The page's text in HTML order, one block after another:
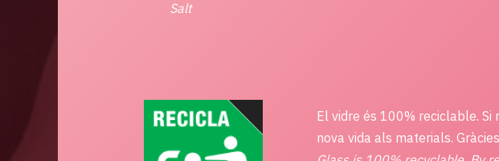
Salt
El vidre és 100% reciclable.
nova vida als materials.